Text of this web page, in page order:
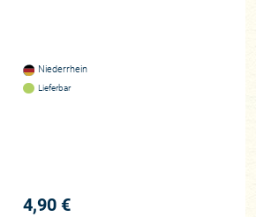
Niederrhein
Lieferbar
4,90 €